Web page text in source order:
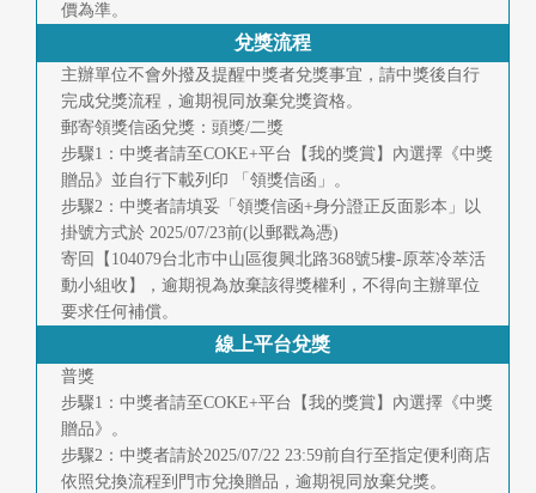
價為準。
兌獎流程
主辦單位不會外撥及提醒中獎者兌獎事宜，請中獎後自行
完成兌獎流程，逾期視同放棄兌獎資格。
郵寄領獎信函兌獎：頭獎/二獎
步驟1：中獎者請至COKE+平台【我的獎賞】內選擇《中獎
贈品》並自行下載列印 「領獎信函」。
步驟2：中獎者請填妥「領獎信函+身分證正反面影本」以
掛號方式於 2025/07/23前(以郵戳為憑)
寄回【104079台北市中山區復興北路368號5樓-原萃冷萃活
動小組收】，逾期視為放棄該得獎權利，不得向主辦單位
要求任何補償。
線上平台兌獎
普獎
步驟1：中獎者請至COKE+平台【我的獎賞】內選擇《中獎
贈品》。
步驟2：中獎者請於2025/07/22 23:59前自行至指定便利商店
依照兌換流程到門市兌換贈品，逾期視同放棄兌獎。